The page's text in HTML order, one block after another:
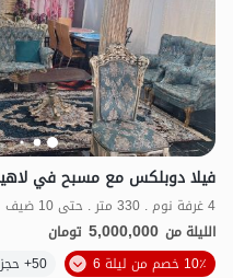
4 غرفة نوم . 330 متر . حتى 10 ضيف
الليلة من 5,000,000 تومان
10٪ خصم من ليلة 6
50+ حجز ناجح